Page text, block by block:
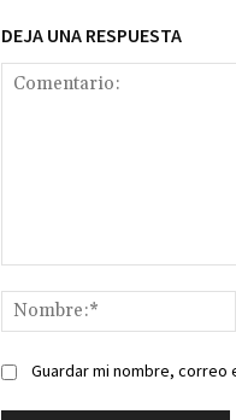
DEJA UNA RESPUESTA
Guardar mi nombre,